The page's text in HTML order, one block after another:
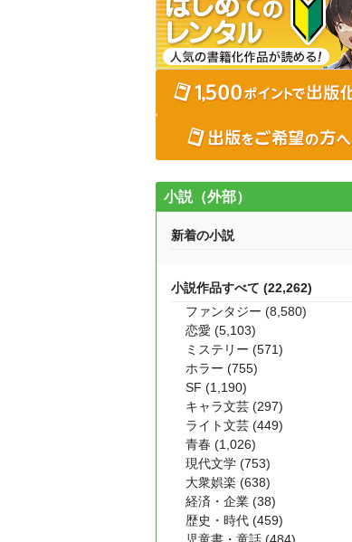
小説（外部）
新着の小説
小説作品すべて (22,262)
ファンタジー (8,580)
恋愛 (5,103)
ミステリー (571)
ホラー (755)
SF (1,190)
キャラ文芸 (297)
ライト文芸 (449)
青春 (1,026)
現代文学 (753)
大衆娯楽 (638)
経済・企業 (38)
歴史・時代 (459)